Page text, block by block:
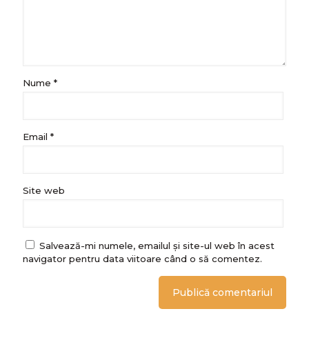
Nume *
Email *
Site web
Salvează-mi numele, emailul și site-ul web în acest
navigator pentru data viitoare când o să comentez.